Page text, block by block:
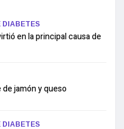
DIABETES
en la principal causa de
jamón y queso
DIABETES